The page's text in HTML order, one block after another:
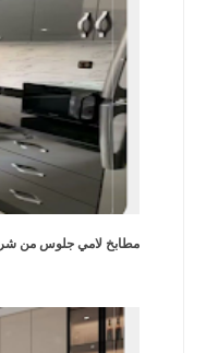
مطابخ لامي جلوس من